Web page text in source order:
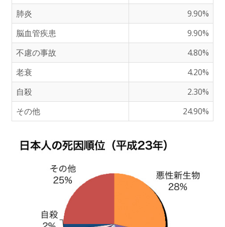
肺炎
9.90%
脳血管疾患
9.90%
不慮の事故
4.80%
老衰
4.20%
自殺
2.30%
その他
24.90%